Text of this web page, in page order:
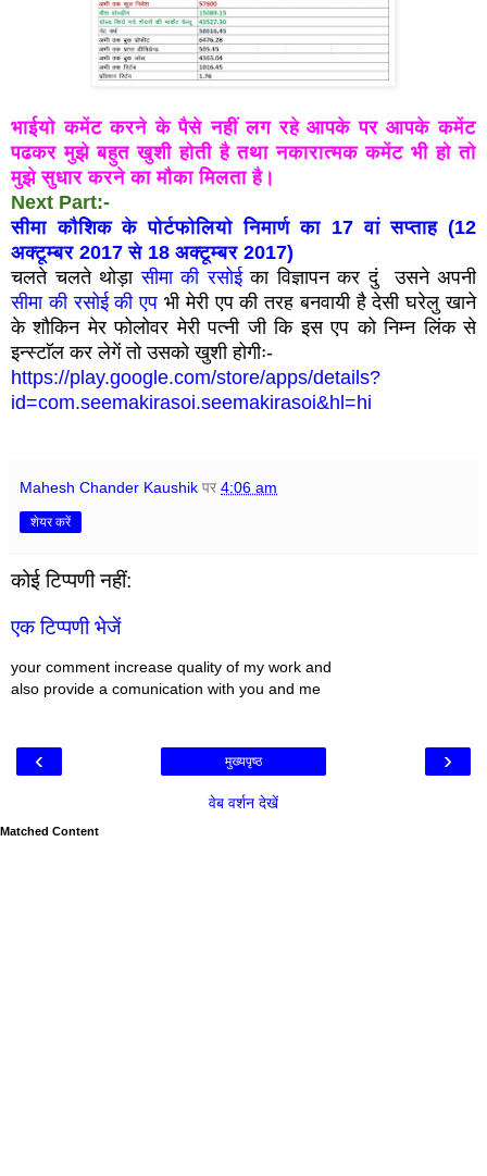
भाईयो कमेंट करने के पैसे नहीं लग रहे आपके पर आपके कमेंट
पढकर मुझे बहुत खुशी होती है तथा नकारात्मक कमेंट भी हो तो
मुझे सुधार करने का मौका मिलता है।
Next Part:-
सीमा कौशिक के पोर्टफोलियो निमार्ण का 17 वां सप्ताह (12
अक्टूम्बर 2017 से 18 अक्टूम्बर 2017)
चलते चलते थोड़ासीमा की रसोईका विज्ञापन कर दुं उसने अपनी
सीमा की रसोई की एप भी मेरी एप की तरह बनवायी है देसी घरेलु खाने
के शौकिन मेर फोलोवर मेरी पत्नी जी कि इस एप को निम्न लिंक से
इन्स्टाॅल कर लेगें तो उसको खुशी होगीः-
https://play.google.com/store/apps/details?
id=com.seemakirasoi.seemakirasoi&hl=hi
Mahesh Chander Kaushik पर 4:06 am
शेयर करें
कोई टिप्पणी नहीं:
एक टिप्पणी भेजें
your comment increase quality of my work and
also provide a comunication with you and me
‹ ›
मुख्यपृष्ठ
वेब वर्शन देखें
Matched Content